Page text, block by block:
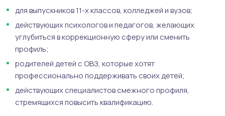
для выпускников 11-х классов, колледжей и вузов;
действующих психологов и педагогов, желающих
углубиться в коррекционную сферу или сменить
профиль;
родителей детей с ОВЗ, которые хотят
профессионально поддерживать своих детей;
действующих специалистов смежного профиля,
стремящихся повысить квалификацию.